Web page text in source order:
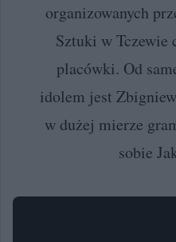
organizowanych
Sztuki w Tczewie
placówki. Od
idolem jest
w dużej mierze
sobie